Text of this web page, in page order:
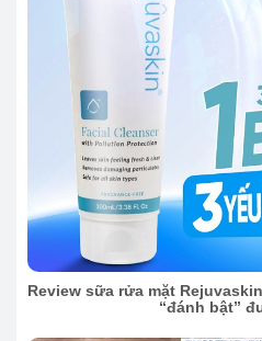
Review sữa rửa mặt
“đánh bật”